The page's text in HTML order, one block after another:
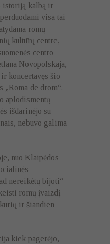
istoriją kalbą ir
visa tai
romų
kultūrų centre,
centro
Novopolskaja,
koncertavęs šio
„Roma de drom“.
aplodismentų
išdarinėjo su
nebuvo galima
nuo Klaipėdos
nereikėtų bijoti“
romų įvaizdį
ir šiandien
kiek pagerėjo,